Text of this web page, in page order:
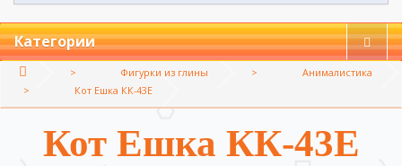
Категории
Фигурки из глины
Анималистика
Кот Ешка КК-43Е
Кот Ешка КК-43Е